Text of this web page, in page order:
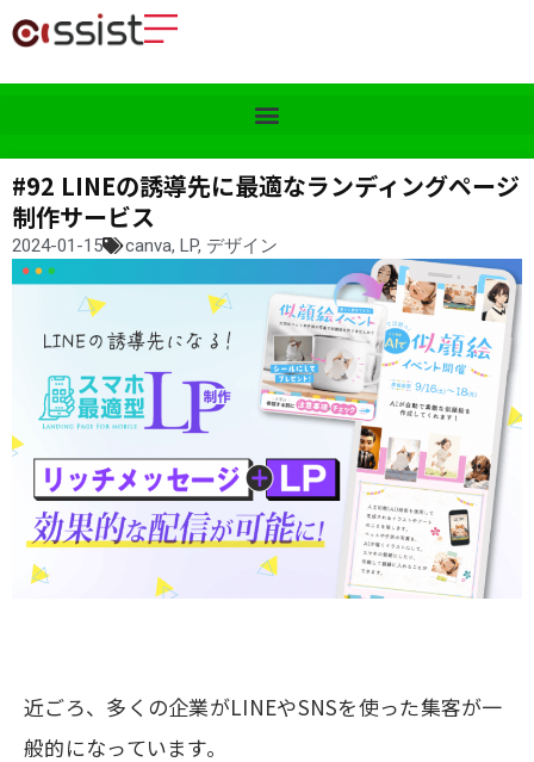
#92 LINEの誘導先に最適なランディングページ
制作サービス
2024-01-15 canva, LP, デザイン
近ごろ、多くの企業がLINEやSNSを使った集客が一
般的になっています。